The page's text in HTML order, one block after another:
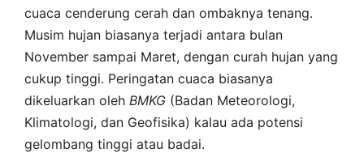
cuaca cenderung cerah dan ombaknya tenang.
Musim hujan biasanya terjadi antara bulan
November sampai Maret, dengan curah hujan yang
cukup tinggi. Peringatan cuaca biasanya
dikeluarkan oleh BMKG (Badan Meteorologi,
Klimatologi, dan Geofisika) kalau ada potensi
gelombang tinggi atau badai.